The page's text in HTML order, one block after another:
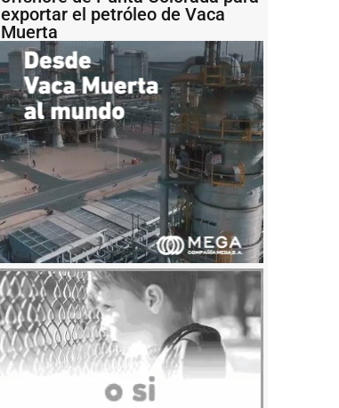
exportar el petróleo de Vaca
Muerta